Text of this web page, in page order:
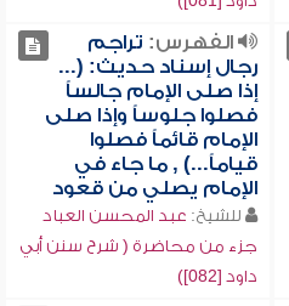
الفهرس: تراجم
رجال إسناد حديث: (...
إذا صلى الإمام جالساً
فصلوا جلوساً وإذا صلى
الإمام قائماً فصلوا
قياماً...) , ما جاء في
الإمام يصلي من قعود
للشيخ: عبد المحسن العباد
جزء من محاضرة ( شرح سنن أبي
داود [082])